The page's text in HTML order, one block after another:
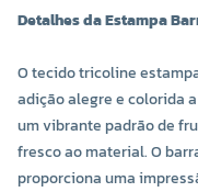
Detalhes da Estampa
O tecido tricoline
adição alegre e colorida
um vibrante padrão de
fresco ao material. O
proporciona uma